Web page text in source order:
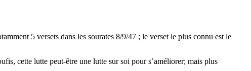
5 versets dans les sourates 8/9/47 ; le verset le plus connu est le
cette lutte peut-être une lutte sur soi pour s’améliorer; mais plus